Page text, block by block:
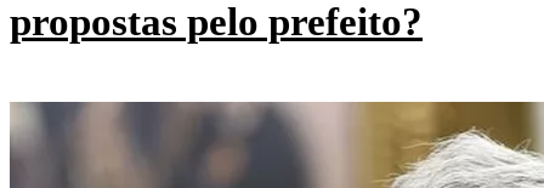
propostas pelo prefeito?